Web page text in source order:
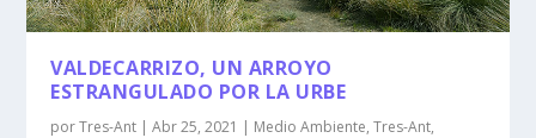
VALDECARRIZO, UN ARROYO
ESTRANGULADO POR LA URBE
porTres-Ant |Abr 25, 2021 | Medio Ambiente,Tres-Ant,